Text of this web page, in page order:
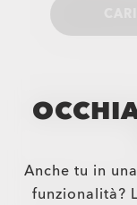
Anche tu in
funzionalità?